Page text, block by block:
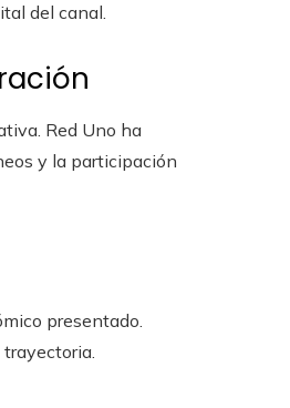
del canal.
Red Uno ha
y la participación
presentado.